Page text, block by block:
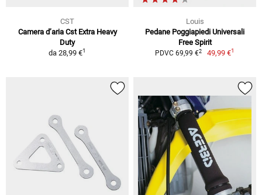
CST
Camera d’aria Cst Extra Heavy
Duty
da 28,99 €1
Louis
Pedane Poggiapiedi Universali
Free Spirit
PDVC 69,99 €2 49,99 €1